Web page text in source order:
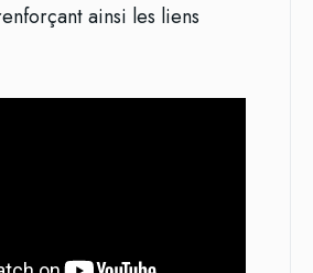
ainsi les liens